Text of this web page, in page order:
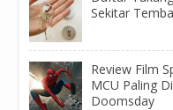
Sekitar
Review Film
MCU Paling
Doomsday